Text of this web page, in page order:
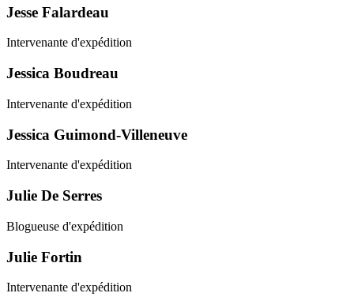
Jesse Falardeau
Intervenante d'expédition
Jessica Boudreau
Intervenante d'expédition
Jessica Guimond-Villeneuve
Intervenante d'expédition
Julie De Serres
Blogueuse d'expédition
Julie Fortin
Intervenante d'expédition